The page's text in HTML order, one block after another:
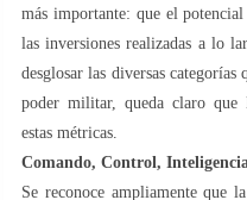
más importante: que el
las inversiones realizadas a lo
desglosar las diversas
poder militar, queda claro que
estas métricas.
Comando, Control,
Se reconoce ampliamente que